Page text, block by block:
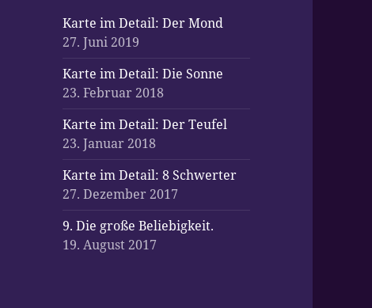
Karte im Detail: Der Mond
27. Juni 2019
Karte im Detail: Die Sonne
23. Februar 2018
Karte im Detail: Der Teufel
23. Januar 2018
Karte im Detail: 8 Schwerter
27. Dezember 2017
9. Die große Beliebigkeit.
19. August 2017